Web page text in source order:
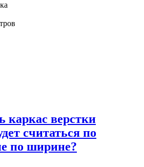
каркас верстки
считаться по
по ширине?